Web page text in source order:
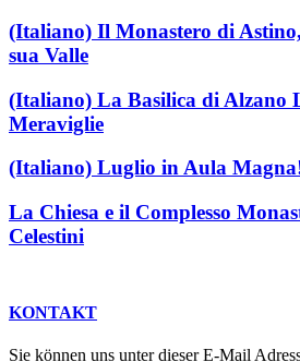
(Italiano) Il Monastero di
sua Valle
(Italiano) La Basilica di Alzano
Meraviglie
(Italiano) Luglio in Aula
La Chiesa e il Complesso
Celestini
KONTAKT
Sie können uns unter dieser E-Mail